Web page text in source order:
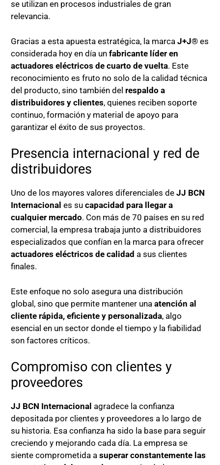
se utilizan en procesos industriales de gran
relevancia.
Gracias a esta apuesta estratégica, la marcaJ+J® es
considerada hoy en día unfabricante líder en
actuadores eléctricos de cuarto de vuelta. Este
reconocimiento es fruto no solo de la calidad técnica
del producto, sino también del respaldo a
distribuidores y clientes, quienes reciben soporte
continuo, formación y material de apoyo para
garantizar el éxito de sus proyectos.
Presencia internacional y red de
distribuidores
Uno de los mayores valores diferenciales deJJ BCN
Internacional es sucapacidad para llegar a
cualquier mercado. Con más de 70 países en su red
comercial, la empresa trabaja junto a distribuidores
especializados que confían en la marca para ofrecer
actuadores eléctricos de calidad a sus clientes
finales.
Este enfoque no solo asegura una distribución
global, sino que permite mantener unaatención al
cliente rápida, eficiente y personalizada, algo
esencial en un sector donde el tiempo y la fiabilidad
son factores críticos.
Compromiso con clientes y
proveedores
JJ BCN Internacional agradece la confianza
depositada por clientes y proveedores a lo largo de
su historia. Esa confianza ha sido la base para seguir
creciendo y mejorando cada día. La empresa se
siente comprometida asuperar constantemente las